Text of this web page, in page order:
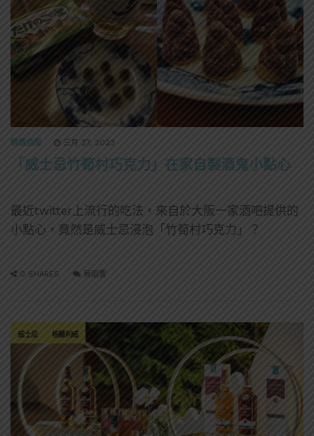
精選酒聞 三月 27, 2023
「威士忌竹筍村巧克力」在家自製酒鬼小點心
最近twitter上流行的吃法，來自於大阪一家酒吧提供的
小點心，竟然是威士忌浸泡「竹筍村巧克力」？
0 SHARES 無迴響
威士忌 格蘭利威